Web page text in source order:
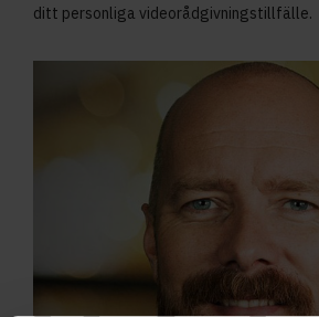
ditt personliga videorådgivningstillfälle.